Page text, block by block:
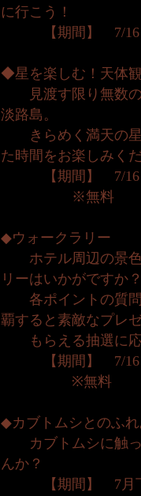
に行こう！
【期間】 7/16
◆星を楽しむ！天体
見渡す限り無数の
淡路島。
きらめく満天の星
た時間をお楽しみく
【期間】 7/16
※無料
◆ウォークラリー
ホテル周辺の景色
リーはいかがですか
各ポイントの質問
覇すると素敵なプレ
もらえる抽選に応
【期間】 7/16
※無料
◆カブトムシとのふ
カブトムシに触っ
んか？
【期間】 7月下